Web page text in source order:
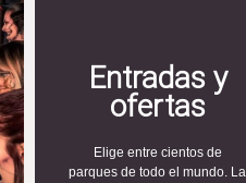
Entradas y
ofertas
Elige entre cientos de
parques de todo el mundo. La